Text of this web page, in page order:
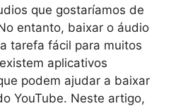
que gostaríamos de
entanto, baixar o áudio
tarefa fácil para muitos
aplicativos
podem ajudar a baixar
YouTube. Neste artigo,